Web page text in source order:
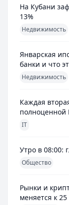
На Кубани
13%
Недвижимость
Январская
банки и что
Недвижимость
Каждая
полноценной
IT
Утро в 08:00:
Общество
Рынки и
меняется к